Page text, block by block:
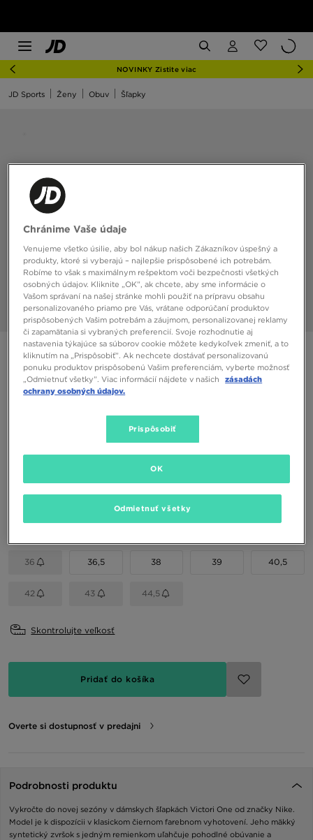
NOVINKY Zistite viac
JD Sports Ženy Obuv Šľapky
NIKE VICTORI ONE SLIDE
30,00 €
(Počiatočná cena)
Dostupné Farby
Vybrať veľkosť
EU US
36 36,5 38 39 40,5
42 43 44,5
Skontrolujte veľkosť
Pridať do košíka
Overte si dostupnosť v predajni
Podrobnosti produktu
Vykročte do novej sezóny v dámskych šľapkách Victori One od značky Nike.
Model je k dispozícii v klasickom čiernom farebnom vyhotovení. Jeho mäkký
syntetický zvršok s jedným remienkom uľahčuje pohodlné obúvanie a
Chránime Vaše údaje
Venujeme všetko úsilie, aby bol nákup našich Zákazníkov úspešný a
produkty, ktoré si vyberajú – najlepšie prispôsobené ich potrebám.
Robíme to však s maximálnym rešpektom voči bezpečnosti všetkých
osobných údajov. Kliknite „OK”, ak chcete, aby sme informácie o
Vašom správaní na našej stránke mohli použiť na prípravu obsahu
personalizovaného priamo pre Vás, vrátane odporúčaní produktov
prispôsobených Vašim potrebám a záujmom, personalizovanej reklamy
či zapamätania si vybraných preferencií. Svoje rozhodnutie aj
nastavenia týkajúce sa súborov cookie môžete kedykoľvek zmeniť, a to
kliknutím na „Prispôsobiť”. Ak nechcete dostávať personalizovanú
ponuku produktov prispôsobenú Vašim preferenciám, vyberte možnosť
„Odmietnuť všetky”. Viac informácií nájdete v našich
zásadách
ochrany osobných údajov.
Prispôsobiť
Odmietnuť všetky
OK